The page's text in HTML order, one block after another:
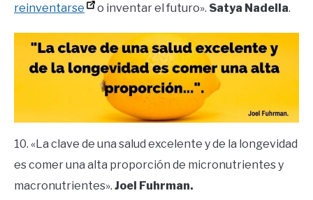
reinventarse
o inventar el futuro». Satya Nadella.
10. «La clave de una salud excelente y de la longevidad
es comer una alta proporción de micronutrientes y
macronutrientes». Joel Fuhrman.